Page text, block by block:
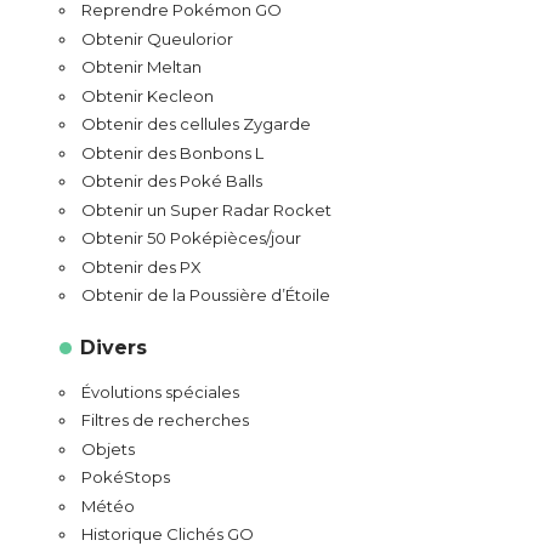
Reprendre Pokémon GO
Obtenir Queulorior
Obtenir Meltan
Obtenir Kecleon
Obtenir des cellules Zygarde
Obtenir des Bonbons L
Obtenir des Poké Balls
Obtenir un Super Radar Rocket
Obtenir 50 Poképièces/jour
Obtenir des PX
Obtenir de la Poussière d’Étoile
Divers
Évolutions spéciales
Filtres de recherches
Objets
PokéStops
Météo
Historique Clichés GO